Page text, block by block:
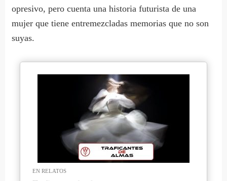
opresivo, pero cuenta una historia futurista de una
mujer que tiene entremezcladas memorias que no son
suyas.
EN RELATOS